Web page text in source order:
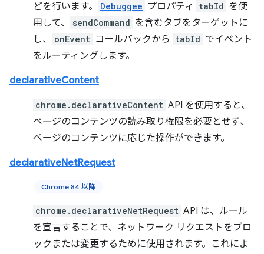
どを行います。
Debuggee プロパティ tabId を使
用して、
sendCommand を含むタブをターゲットに
し、
onEvent コールバックから tabId でイベント
をルーティングします。
declarativeContent
chrome.declarativeContent API を使用すると、
ページのコンテンツの読み取り権限を必要とせず、
ページのコンテンツに応じた操作ができます。
declarativeNetRequest
Chrome 84 以降
chrome.declarativeNetRequest API は、ルール
を宣言することで、ネットワーク リクエストをブロ
ックまたは変更するために使用されます。これによ